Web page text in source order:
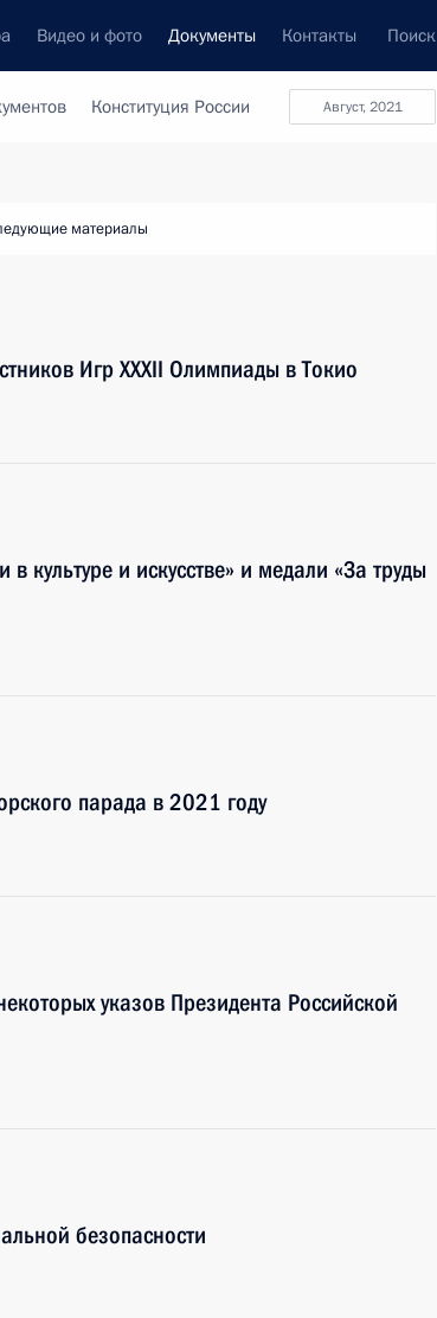
Видео и фото Документы Контакты Поиск
август, 2021
Конституция России
материалы
Игр XXXII Олимпиады в Токио
культуре и искусстве» и медали «За труды
парада в 2021 году
указов Президента Российской
безопасности